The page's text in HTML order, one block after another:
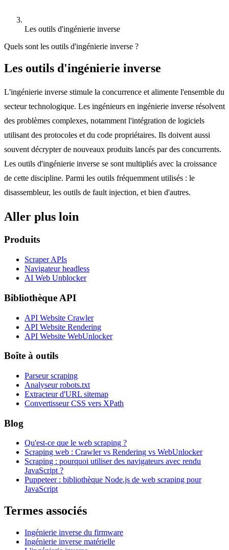
Les outils d'ingénierie inverse
Quels sont les outils d'ingénierie inverse ?
Les outils d'ingénierie inverse
L'ingénierie inverse stimule la concurrence et alimente l'ensemble du
secteur technologique. Les ingénieurs en ingénierie inverse résolvent
des problèmes complexes, notamment l'intégration de logiciels
utilisant des protocoles et du code propriétaires. Ils doivent aussi
souvent décrypter de nouveaux produits lancés par des concurrents.
Les outils d'ingénierie inverse se sont multipliés avec la croissance
de cette discipline. Parmi les outils fréquemment utilisés : le
disassembleur, les outils de fault injection, et bien d'autres.
Aller plus loin
Produits
Scraper APIs
Navigateur headless
AI Web Unblocker
Bibliothèque API
API Website Crawler
API Website Rendering
API Website WebUnlocker
Boîte à outils
Parseur scraping
Analyseur robots.txt
Extracteur d'URL sitemap
Convertisseur CSS vers XPath
Blog
Qu'est-ce que le web scraping ?
Scraping web : Crawler vs Rendering vs WebUnlocker
Scraping : pourquoi utiliser des navigateurs avec rendu
JavaScript ?
Puppeteer : bibliothèque Node.js de web scraping pour
JavaScript
Termes associés
Ingénierie inverse du firmware
Ingénierie inverse matérielle